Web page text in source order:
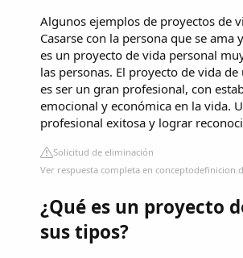
Algunos ejemplos de proyectos de
Casarse con la persona que se ama
es un proyecto de vida personal
las personas. El proyecto de vida
es ser un gran profesional, con
emocional y económica en la vida.
profesional exitosa y lograr
Solicitud de eliminación
Ver respuesta completa en
¿Qué es un proyecto
sus tipos?